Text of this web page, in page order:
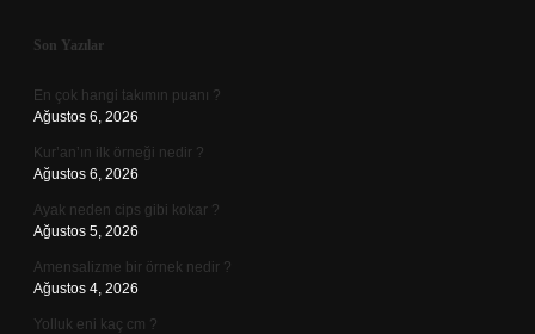
Sidebar
Son Yazılar
En çok hangi takımın puanı ?
Ağustos 6, 2026
Kur’an’ın ilk örneği nedir ?
Ağustos 6, 2026
Ayak neden cips gibi kokar ?
Ağustos 5, 2026
Amensalizme bir örnek nedir ?
Ağustos 4, 2026
Yolluk eni kaç cm ?